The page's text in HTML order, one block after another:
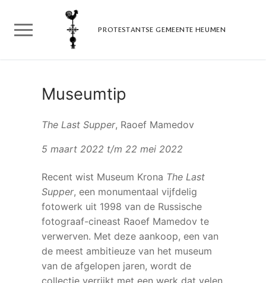
naar
inhoud
PROTESTANTSE GEMEENTE HEUMEN
Museumtip
The Last Supper, Raoef Mamedov
5 maart 2022 t/m 22 mei 2022
Recent wist Museum Krona The Last
Supper, een monumentaal vijfdelig
fotowerk uit 1998 van de Russische
fotograaf-cineast Raoef Mamedov te
verwerven. Met deze aankoop, een van
de meest ambitieuze van het museum
van de afgelopen jaren, wordt de